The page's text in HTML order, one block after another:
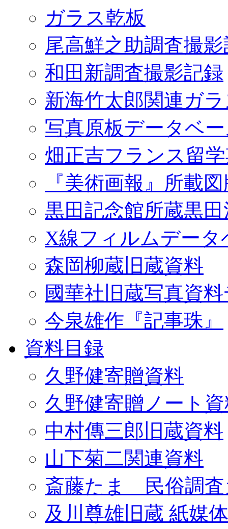
ガラス乾板
尾高鮮之助調査撮
和田新調査撮影記録
新海竹太郎関連ガ
写真原板データベ
畑正吉フランス留
『美術画報』所載
黒田記念館所蔵黒
X線フィルムデータ
森岡柳蔵旧蔵資料
國華社旧蔵写真資
今泉雄作『記事珠』
資料目録
久野健寄贈資料
久野健寄贈ノート
中村傳三郎旧蔵資料
山下菊二関連資料
斎藤たま 民俗調査
及川尊雄旧蔵 紙媒